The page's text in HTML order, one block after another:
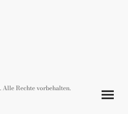
Rechte vorbehalten.